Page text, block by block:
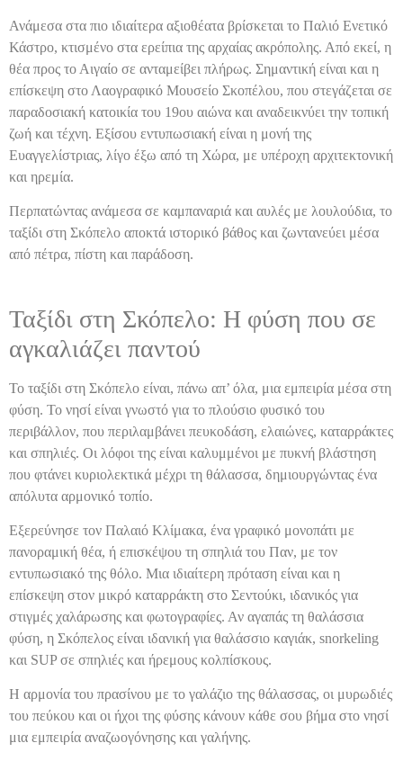
Ανάμεσα στα πιο ιδιαίτερα αξιοθέατα βρίσκεται το Παλιό Ενετικό
Κάστρο, κτισμένο στα ερείπια της αρχαίας ακρόπολης. Από εκεί, η
θέα προς το Αιγαίο σε ανταμείβει πλήρως. Σημαντική είναι και η
επίσκεψη στο Λαογραφικό Μουσείο Σκοπέλου, που στεγάζεται σε
παραδοσιακή κατοικία του 19ου αιώνα και αναδεικνύει την τοπική
ζωή και τέχνη. Εξίσου εντυπωσιακή είναι η μονή της
Ευαγγελίστριας, λίγο έξω από τη Χώρα, με υπέροχη αρχιτεκτονική
και ηρεμία.
Περπατώντας ανάμεσα σε καμπαναριά και αυλές με λουλούδια, το
ταξίδι στη Σκόπελο αποκτά ιστορικό βάθος και ζωντανεύει μέσα
από πέτρα, πίστη και παράδοση.
Ταξίδι στη Σκόπελο: Η φύση που σε
αγκαλιάζει παντού
Το ταξίδι στη Σκόπελο είναι, πάνω απ’ όλα, μια εμπειρία μέσα στη
φύση. Το νησί είναι γνωστό για το πλούσιο φυσικό του
περιβάλλον, που περιλαμβάνει πευκοδάση, ελαιώνες, καταρράκτες
και σπηλιές. Οι λόφοι της είναι καλυμμένοι με πυκνή βλάστηση
που φτάνει κυριολεκτικά μέχρι τη θάλασσα, δημιουργώντας ένα
απόλυτα αρμονικό τοπίο.
Εξερεύνησε τον Παλαιό Κλίμακα, ένα γραφικό μονοπάτι με
πανοραμική θέα, ή επισκέψου τη σπηλιά του Παν, με τον
εντυπωσιακό της θόλο. Μια ιδιαίτερη πρόταση είναι και η
επίσκεψη στον μικρό καταρράκτη στο Σεντούκι, ιδανικός για
στιγμές χαλάρωσης και φωτογραφίες. Αν αγαπάς τη θαλάσσια
φύση, η Σκόπελος είναι ιδανική για θαλάσσιο καγιάκ, snorkeling
και SUP σε σπηλιές και ήρεμους κολπίσκους.
Η αρμονία του πρασίνου με το γαλάζιο της θάλασσας, οι μυρωδιές
του πεύκου και οι ήχοι της φύσης κάνουν κάθε σου βήμα στο νησί
μια εμπειρία αναζωογόνησης και γαλήνης.